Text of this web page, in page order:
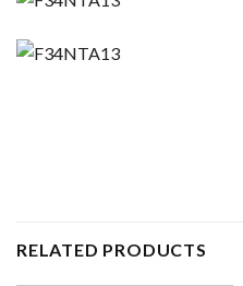
RELATED PRODUCTS